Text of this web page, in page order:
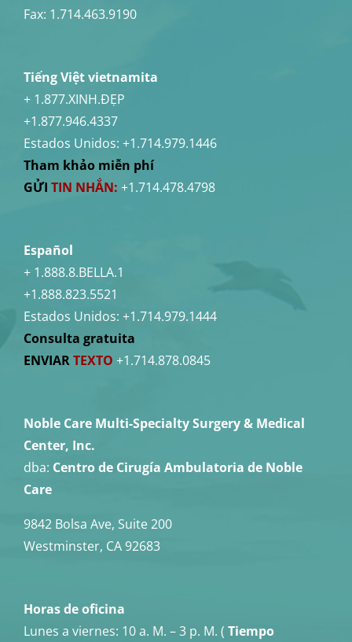
Fax: 1.714.463.9190
Tiếng Việt vietnamita
+ 1.877.XINH.ĐẸP
+1.877.946.4337
Estados Unidos: +1.714.979.1446
Tham khảo miễn phí
GỬI TIN NHẮN: +1.714.478.4798
Español
+ 1.888.8.BELLA.1
+1.888.823.5521
Estados Unidos: +1.714.979.1444
Consulta gratuita
ENVIARTEXTO +1.714.878.0845
Noble Care Multi-Specialty Surgery & Medical
Center, Inc.
dba: Centro de Cirugía Ambulatoria de Noble
Care
9842 Bolsa Ave, Suite 200
Westminster, CA 92683
Horas de oficina
Lunes a viernes: 10 a. M. – 3 p. M. ( Tiempo